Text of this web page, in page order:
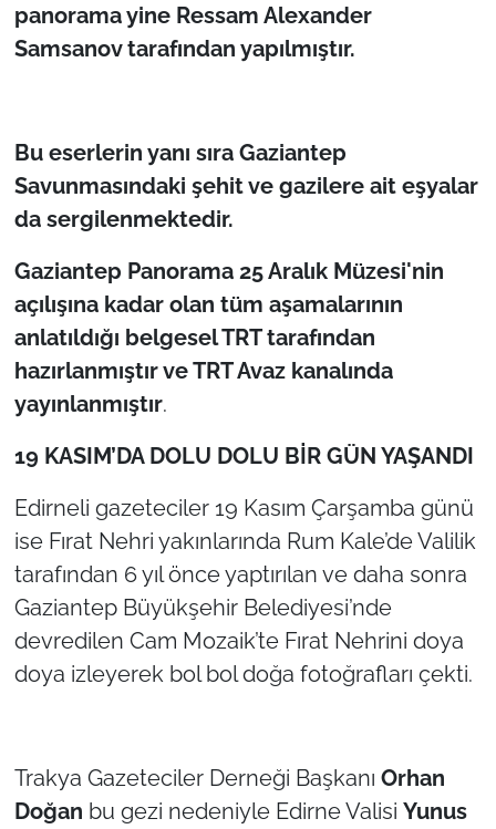
panorama yine Ressam Alexander
Samsanov tarafından yapılmıştır.
Bu eserlerin yanı sıra Gaziantep
Savunmasındaki şehit ve gazilere ait eşyalar
da sergilenmektedir.
Gaziantep Panorama 25 Aralık Müzesi'nin
açılışına kadar olan tüm aşamalarının
anlatıldığı belgesel TRT tarafından
hazırlanmıştır ve TRT Avaz kanalında
yayınlanmıştır.
19 KASIM’DA DOLU DOLU BİR GÜN YAŞANDI
Edirneli gazeteciler 19 Kasım Çarşamba günü
ise Fırat Nehri yakınlarında Rum Kale’de Valilik
tarafından 6 yıl önce yaptırılan ve daha sonra
Gaziantep Büyükşehir Belediyesi’nde
devredilen Cam Mozaik’te Fırat Nehrini doya
doya izleyerek bol bol doğa fotoğrafları çekti.
Trakya Gazeteciler Derneği Başkanı Orhan
Doğan bu gezi nedeniyle Edirne Valisi Yunus